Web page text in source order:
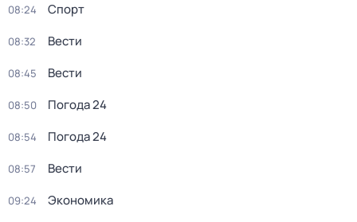
08:24 Спорт
08:32 Вести
08:45 Вести
08:50 Погода 24
08:54 Погода 24
08:57 Вести
09:24 Экономика